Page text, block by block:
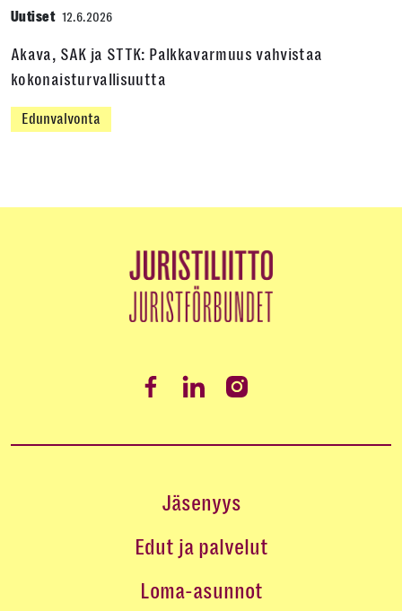
Uutiset 12.6.2026
Akava, SAK ja STTK: Palkkavarmuus vahvistaa
kokonaisturvallisuutta
Edunvalvonta
Jäsenyys
Edut ja palvelut
Loma-asunnot